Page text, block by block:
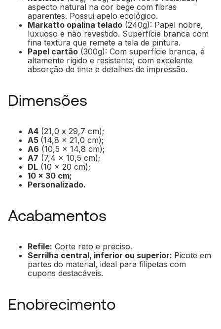
aspecto natural na cor bege com fibras
aparentes. Possui apelo ecológico.
Markatto opalina telado (240g): Papel nobre,
luxuoso e não revestido. Superfície branca com
fina textura que remete a tela de pintura.
Papel cartão (300g): Com superfície branca, é
altamente rígido e resistente, com excelente
absorção de tinta e detalhes de impressão.
Dimensões
A4 (21,0 x 29,7 cm);
A5 (14,8 x 21,0 cm);
A6 (10,5 x 14,8 cm);
A7 (7,4 x 10,5 cm);
DL (10 x 20 cm);
10 x 30 cm;
Personalizado.
Acabamentos
Refile: Corte reto e preciso.
Serrilha central, inferior ou superior: Picote em
partes do material, ideal para filipetas com
cupons destacáveis.
Enobrecimento